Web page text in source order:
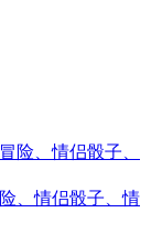
、情侣骰子、情